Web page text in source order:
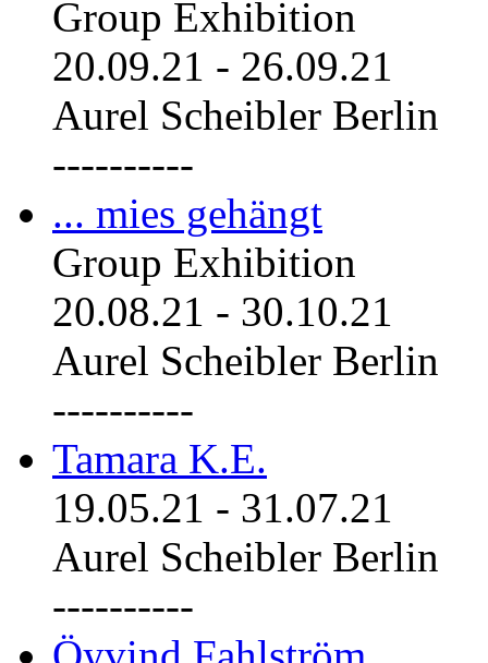
Group Exhibition
20.09.21 - 26.09.21
Aurel Scheibler Berlin
----------
... mies gehängt
Group Exhibition
20.08.21 - 30.10.21
Aurel Scheibler Berlin
----------
Tamara K.E.
19.05.21 - 31.07.21
Aurel Scheibler Berlin
----------